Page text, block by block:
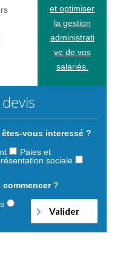
et optimiser
la gestion
administrati
ve de vos
salariés.
vous interessé ?
Paies et
sociale
?